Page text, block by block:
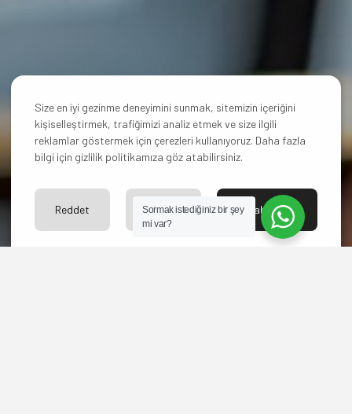
Size en iyi gezinme deneyimini sunmak, sitemizin içeriğini
kişiselleştirmek, trafiğimizi analiz etmek ve size ilgili
reklamlar göstermek için çerezleri kullanıyoruz. Daha fazla
bilgi için gizlilik politikamıza göz atabilirsiniz.
Kabul Et
Ayarlar
Reddet
Sormak istediğiniz bir şey
mi var?